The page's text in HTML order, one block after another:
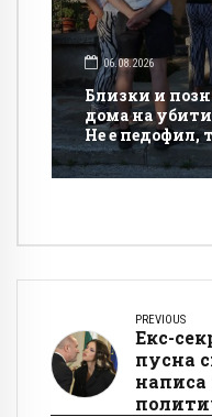
06.08.2026
Близки и
дома на
Не е педофил,
PREVIOUS
Екс-
пусна
написа